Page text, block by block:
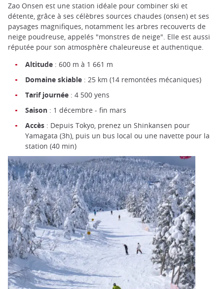
Zao Onsen est une station idéale pour combiner ski et
détente, grâce à ses célèbres sources chaudes (onsen) et ses
paysages magnifiques, notamment les arbres recouverts de
neige poudreuse, appelés "monstres de neige". Elle est aussi
réputée pour son atmosphère chaleureuse et authentique.
Altitude : 600 m à 1 661 m
Domaine skiable : 25 km (14 remontées mécaniques)
Tarif journée : 4 500 yens
Saison : 1 décembre - fin mars
Accès : Depuis Tokyo, prenez un Shinkansen pour
Yamagata (3h), puis un bus local ou une navette pour la
station (40 min)